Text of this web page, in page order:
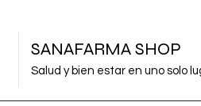
SANAFARMA SHOP
Salud y bien estar en uno solo